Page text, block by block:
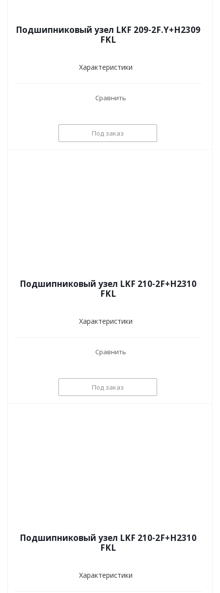
Подшипниковый узел LKF 209-2F.Y+H2309
FKL
Характеристики
Сравнить
Под заказ
Подшипниковый узел LKF 210-2F+H2310
FKL
Характеристики
Сравнить
Под заказ
Подшипниковый узел LKF 210-2F+H2310
FKL
Характеристики